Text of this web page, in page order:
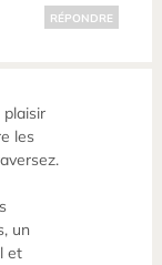
RÉPONDRE
plaisir
les
un
et